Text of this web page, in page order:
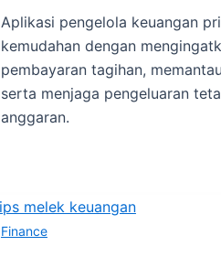
Aplikasi pengelola keuangan
kemudahan dengan
pembayaran tagihan,
serta menjaga pengeluaran
anggaran.
Finance